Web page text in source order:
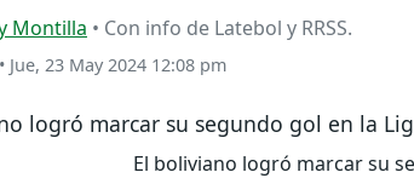
Montilla • Con info de Latebol y RRSS.
• Jue, 23 May 2024 12:08 pm
El boliviano logró marcar su